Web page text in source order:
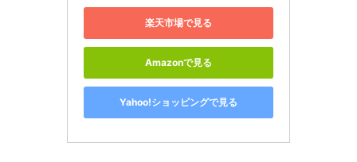
楽天市場で見る
Amazonで見る
Yahoo!ショッピングで見る